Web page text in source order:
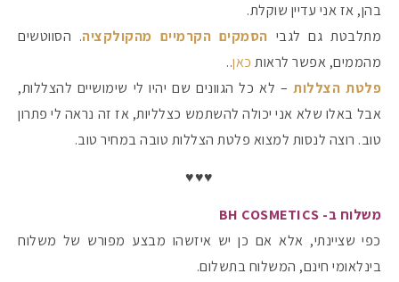
בהן, אז אני עדיין שוקלת.
מתלבטת גם לגבי הסמקים הקרמיים מהקולקציה. הסווטשים
מהממים, אפשר לראות כאן..
פלטת הצללות – לא כל הגוונים שם יהיו לי שימושיים להצללות,
אבל באלו שלא אני יכולה להשתמש כצלליות, אז זה נראה לי פתרון
טוב. רוצה לנסות למצוא פלטת הצללות טובה במחיר טוב.
♥♥♥
משלוח ב- BH COSMETICS
כפי שציינתי, אלא אם כן יש איזשהו מבצע מפורש של משלוח
בינלאומי חינם, המשלוח בתשלום.